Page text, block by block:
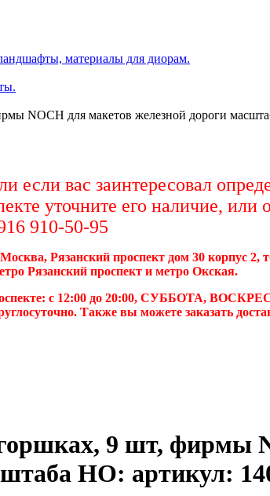
материалы для диорам.
NOCH для макетов железной дороги
если вас заинтересовал
уточните его наличие,
910-50-95
Рязанский проспект дом 30 корпус 2,
Рязанский проспект и метро Окская.
с 12:00 до 20:00, СУББОТА,
Также вы можете заказать
9 шт, фирмы
HO: артикул: